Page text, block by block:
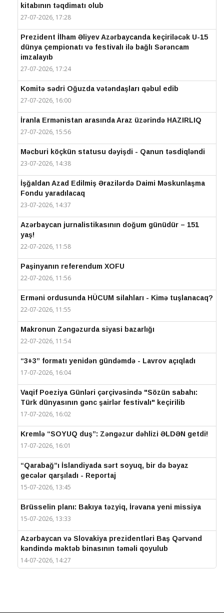
kitabının təqdimatı olub
27-07-2026, 17:28
Prezident İlham Əliyev Azərbaycanda keçiriləcək U-15
dünya çempionatı və festivalı ilə bağlı Sərəncam
imzalayıb
27-07-2026, 17:24
Komitə sədri Oğuzda vətəndaşları qəbul edib
27-07-2026, 16:00
İranla Ermənistan arasında Araz üzərində HAZIRLIQ
27-07-2026, 15:56
Məcburi köçkün statusu dəyişdi - Qanun təsdiqləndi
23-07-2026, 14:38
İşğaldan Azad Edilmiş Ərazilərdə Daimi Məskunlaşma
Fondu yaradılacaq
23-07-2026, 14:37
Azərbaycan jurnalistikasının doğum günüdür – 151
yaş!
22-07-2026, 11:58
Paşinyanın referendum XOFU
22-07-2026, 11:56
Erməni ordusunda HÜCUM silahları - Kimə tuşlanacaq?
22-07-2026, 11:55
Makronun Zəngəzurda siyasi bazarlığı
22-07-2026, 11:54
“3+3” formatı yenidən gündəmdə - Lavrov açıqladı
17-07-2026, 16:04
Vaqif Poeziya Günləri çərçivəsində "Sözün sabahı:
Türk dünyasının gənc şairlər festivalı" keçirilib
17-07-2026, 16:02
Kremlə “SOYUQ duş”: Zəngəzur dəhlizi ƏLDƏN getdi!
17-07-2026, 16:01
“Qarabağ”ı İslandiyada sərt soyuq, bir də bəyaz
gecələr qarşıladı - Reportaj
15-07-2026, 13:45
Brüsselin planı: Bakıya təzyiq, İrəvana yeni missiya
15-07-2026, 13:33
Azərbaycan və Slovakiya prezidentləri Baş Qərvənd
kəndində məktəb binasının təməli qoyulub
14-07-2026, 14:27